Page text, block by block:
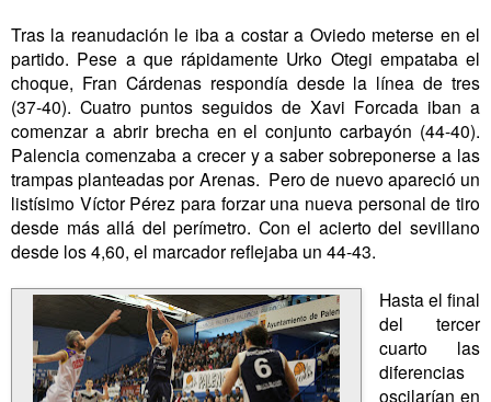
Tras la reanudación le iba a costar a Oviedo meterse en el
partido. Pese a que rápidamente Urko Otegi empataba el
choque, Fran Cárdenas respondía desde la línea de tres
(37-40). Cuatro puntos seguidos de Xavi Forcada iban a
comenzar a abrir brecha en el conjunto carbayón (44-40).
Palencia comenzaba a crecer y a saber sobreponerse a las
trampas planteadas por Arenas. Pero de nuevo apareció un
listísimo Víctor Pérez para forzar una nueva personal de tiro
desde más allá del perímetro. Con el acierto del sevillano
desde los 4,60, el marcador reflejaba un 44-43.
Hasta el final
del tercer
cuarto las
diferencias
oscilarían en